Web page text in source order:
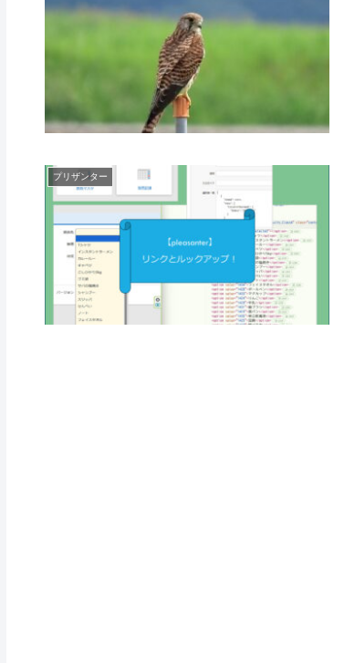
プリザンター